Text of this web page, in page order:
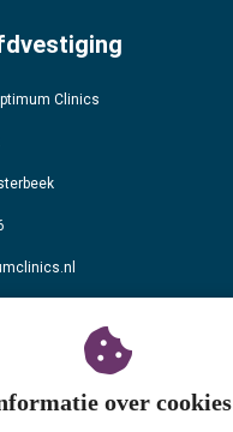
Clinics
NL858610863B01
Oosterbeek
over cookies